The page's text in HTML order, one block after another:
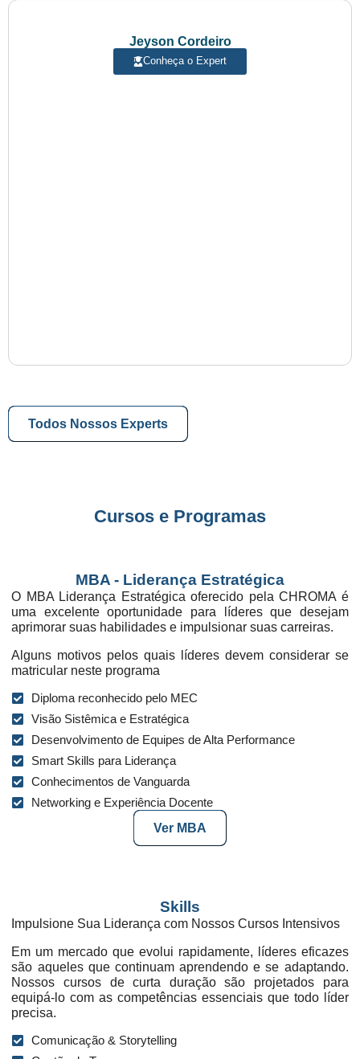
Jeyson Cordeiro
Conheça o Expert
Todos Nossos Experts
Cursos e Programas
MBA - Liderança Estratégica
O MBA Liderança Estratégica oferecido pela CHROMA é
uma excelente oportunidade para líderes que desejam
aprimorar suas habilidades e impulsionar suas carreiras.
Alguns motivos pelos quais líderes devem considerar se
matricular neste programa
Diploma reconhecido pelo MEC
Visão Sistêmica e Estratégica
Desenvolvimento de Equipes de Alta Performance
Smart Skills para Liderança
Conhecimentos de Vanguarda
Networking e Experiência Docente
Ver MBA
Skills
Impulsione Sua Liderança com Nossos Cursos Intensivos
Em um mercado que evolui rapidamente, líderes eficazes
são aqueles que continuam aprendendo e se adaptando.
Nossos cursos de curta duração são projetados para
equipá-lo com as competências essenciais que todo líder
precisa.
Comunicação & Storytelling